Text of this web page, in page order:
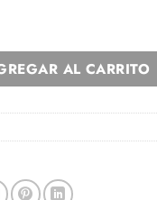
T.BAJO cantidad
AL CARRITO